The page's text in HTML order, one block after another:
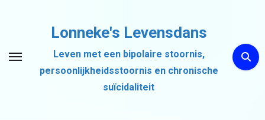
inhoud
Lonneke's Levensdans
Leven met een bipolaire stoornis,
persoonlijkheidsstoornis en chronische
suïcidaliteit